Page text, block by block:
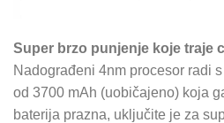
Super brzo punjenje koje traje
Nadograđeni 4nm procesor radi
od 3700 mAh (uobičajeno) koja
baterija prazna, uključite je za